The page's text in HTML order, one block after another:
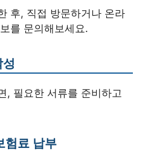
후, 직접 방문하거나 온라
를 문의해보세요.
, 필요한 서류를 준비하고
험료 납부